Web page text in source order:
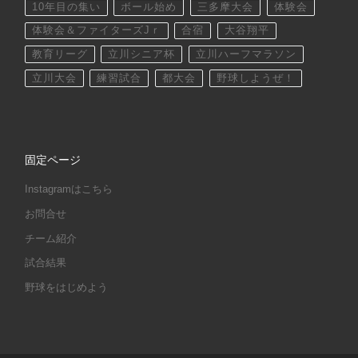
10年目の集い ボール始め 三多摩大会 体験会
体験会＆ファイターズJｒ 合宿 大谷翔平
教育リーグ 立川シニア杯 立川ハーフマラソン
立川大会 練習試合 都大会 野球しようぜ！
固定ページ
Instagramはこちら
お問合せ
チーム紹介
試合結果
野球をはじめよう